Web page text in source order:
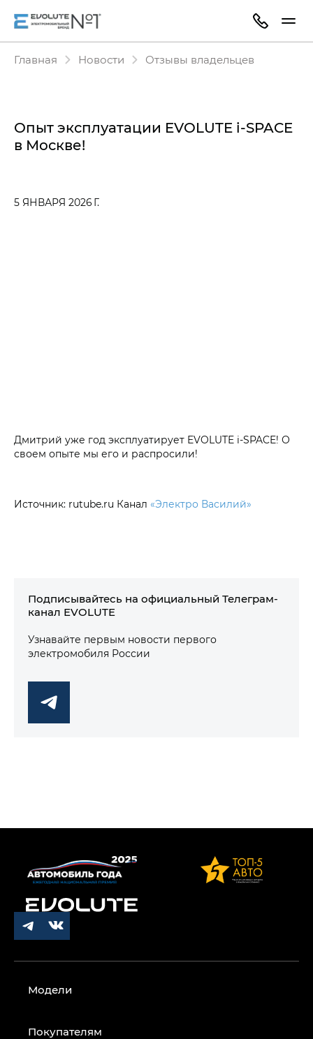
Главная Новости Отзывы владельцев
Опыт эксплуатации EVOLUTE i‑SPACE
в Москве!
5 ЯНВАРЯ 2026 Г.
Дмитрий уже год эксплуатирует EVOLUTE i‑SPACE! О
своем опыте мы его и распросили!
Источник: rutube.ru Канал «Электро Василий»
Подписывайтесь на официальный Телеграм-
канал EVOLUTE
Узнавайте первым новости первого
электромобиля России
Модели
Покупателям